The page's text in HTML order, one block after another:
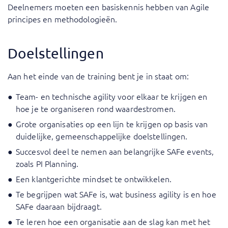
Deelnemers moeten een basiskennis hebben van Agile
principes en methodologieën.
Doelstellingen
Aan het einde van de training bent je in staat om:
Team- en technische agility voor elkaar te krijgen en
hoe je te organiseren rond waardestromen.
Grote organisaties op een lijn te krijgen op basis van
duidelijke, gemeenschappelijke doelstellingen.
Succesvol deel te nemen aan belangrijke SAFe events,
zoals PI Planning.
Een klantgerichte mindset te ontwikkelen.
Te begrijpen wat SAFe is, wat business agility is en hoe
SAFe daaraan bijdraagt.
Te leren hoe een organisatie aan de slag kan met het